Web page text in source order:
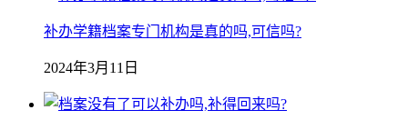
补办学籍档案专门机构是真的吗,可信吗?
2024年3月11日